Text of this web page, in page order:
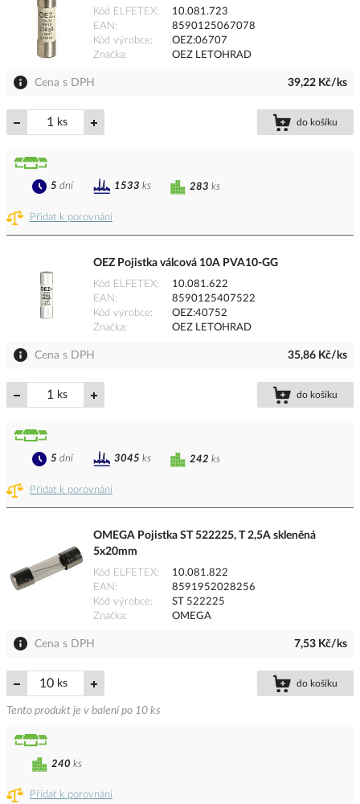
Kód ELFETEX
10.081.723
EAN
8590125067078
Kód výrobce
OEZ:06707
Značka
OEZ LETOHRAD
Cena s DPH 39,22 Kč/ks
ks do košíku
Přidat k porovnání
283 ks
5 dní 1533 ks
OEZ Pojistka válcová 10A PVA10-GG
Kód ELFETEX
10.081.622
EAN
8590125407522
Kód výrobce
OEZ:40752
Značka
OEZ LETOHRAD
Cena s DPH 35,86 Kč/ks
ks do košíku
Přidat k porovnání
242 ks
5 dní 3045 ks
OMEGA Pojistka ST 522225, T 2,5A skleněná
5x20mm
Kód ELFETEX
10.081.822
EAN
8591952028256
Kód výrobce
ST 522225
Značka
OMEGA
Cena s DPH 7,53 Kč/ks
ks do košíku
Tento produkt je v balení po 10 ks
Přidat k porovnání
240 ks